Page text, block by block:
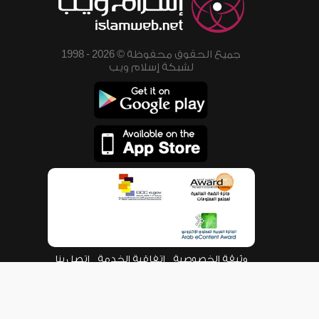
جميع الحقوق محفوظة © 2026 - 1998
لشبكة إسلام ويب
وثيقة الخصوصية اتفاقية الخدمة اتصل بنا